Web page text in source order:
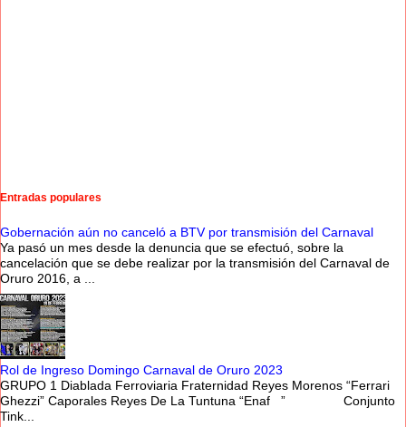
Entradas populares
Gobernación aún no canceló a BTV por transmisión del Carnaval
Ya pasó un mes desde la denuncia que se efectuó, sobre la
cancelación que se debe realizar por la transmisión del Carnaval de
Oruro 2016, a ...
Rol de Ingreso Domingo Carnaval de Oruro 2023
GRUPO 1 Diablada Ferroviaria Fraternidad Reyes Morenos “Ferrari
Ghezzi” Caporales Reyes De La Tuntuna “Enaf ” Conjunto
Tink...